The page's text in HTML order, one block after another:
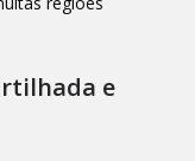
e